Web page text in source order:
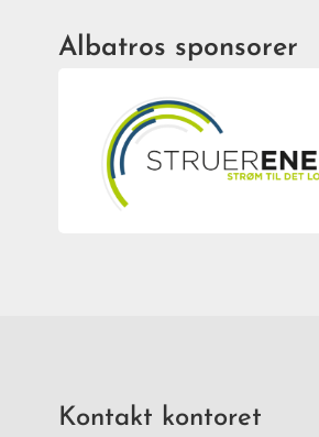
Albatros sponsorer
Kontakt kontoret